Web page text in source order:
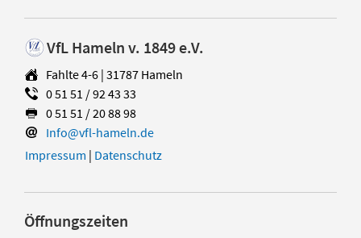
VfL Hameln v. 1849 e.V.
Fahlte 4-6 | 31787 Hameln
0 51 51 / 92 43 33
0 51 51 / 20 88 98
Info@vfl-hameln.de
Impressum | Datenschutz
Öffnungszeiten